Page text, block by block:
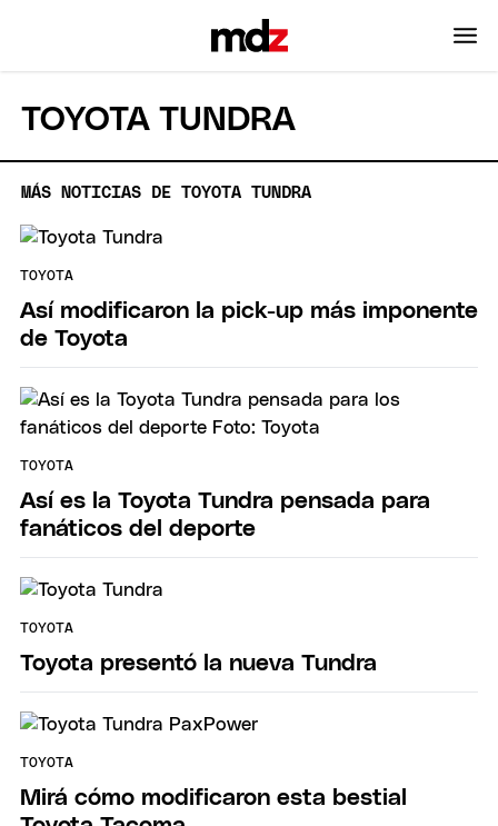
TOYOTA TUNDRA
MÁS NOTICIAS DE TOYOTA TUNDRA
TOYOTA
Así modificaron la pick-up más imponente
de Toyota
TOYOTA
Así es la Toyota Tundra pensada para
fanáticos del deporte
TOYOTA
Toyota presentó la nueva Tundra
TOYOTA
Mirá cómo modificaron esta bestial